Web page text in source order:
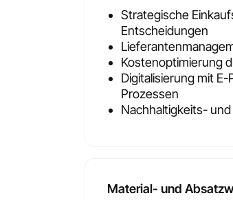
Strategische
Entscheidungen
Kostenoptimierung
Digitalisierung mit
Prozessen
Nachhaltigkeits-
Material- und